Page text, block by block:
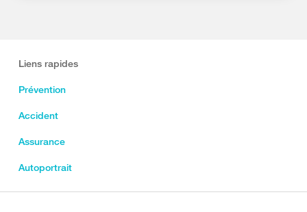
Liens rapides
Prévention
Accident
Assurance
Autoportrait